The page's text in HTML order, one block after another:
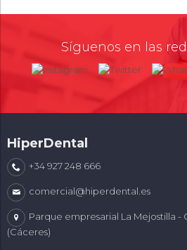
Síguenos en las
HiperDental
+34 927 248 666
comercial@hiperdental.es
Parque empresarial La Mejostilla -
(Cáceres)